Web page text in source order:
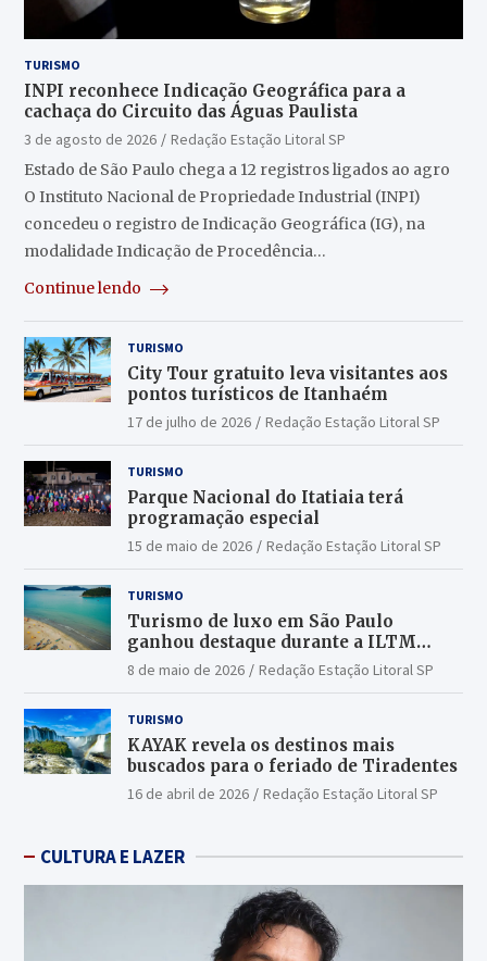
TURISMO
INPI reconhece Indicação Geográfica para a
cachaça do Circuito das Águas Paulista
3 de agosto de 2026
Redação Estação Litoral SP
Estado de São Paulo chega a 12 registros ligados ao agro
O Instituto Nacional de Propriedade Industrial (INPI)
concedeu o registro de Indicação Geográfica (IG), na
modalidade Indicação de Procedência…
Continue lendo
TURISMO
City Tour gratuito leva visitantes aos
pontos turísticos de Itanhaém
17 de julho de 2026 Redação Estação Litoral SP
TURISMO
Parque Nacional do Itatiaia terá
programação especial
15 de maio de 2026 Redação Estação Litoral SP
TURISMO
Turismo de luxo em São Paulo
ganhou destaque durante a ILTM
Latin America 2026
8 de maio de 2026 Redação Estação Litoral SP
TURISMO
KAYAK revela os destinos mais
buscados para o feriado de Tiradentes
16 de abril de 2026 Redação Estação Litoral SP
CULTURA E LAZER